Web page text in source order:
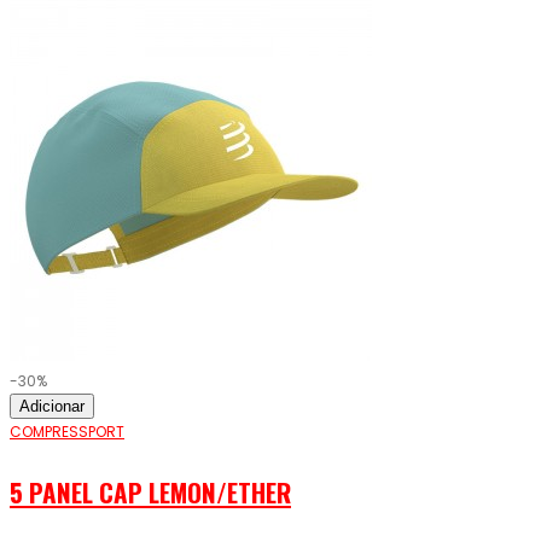
-30%
Adicionar
COMPRESSPORT
5 PANEL CAP LEMON/ETHER